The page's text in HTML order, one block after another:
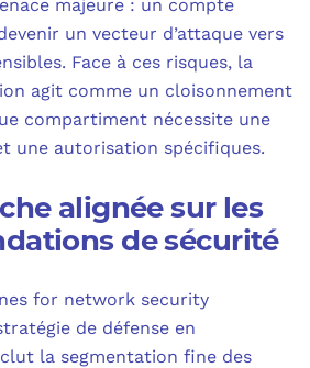
majeure : un compte
un vecteur d’attaque vers
Face à ces risques, la
agit comme un cloisonnement
compartiment nécessite une
une autorisation spécifiques.
alignée sur les
de sécurité
for network security
de défense en
la segmentation fine des